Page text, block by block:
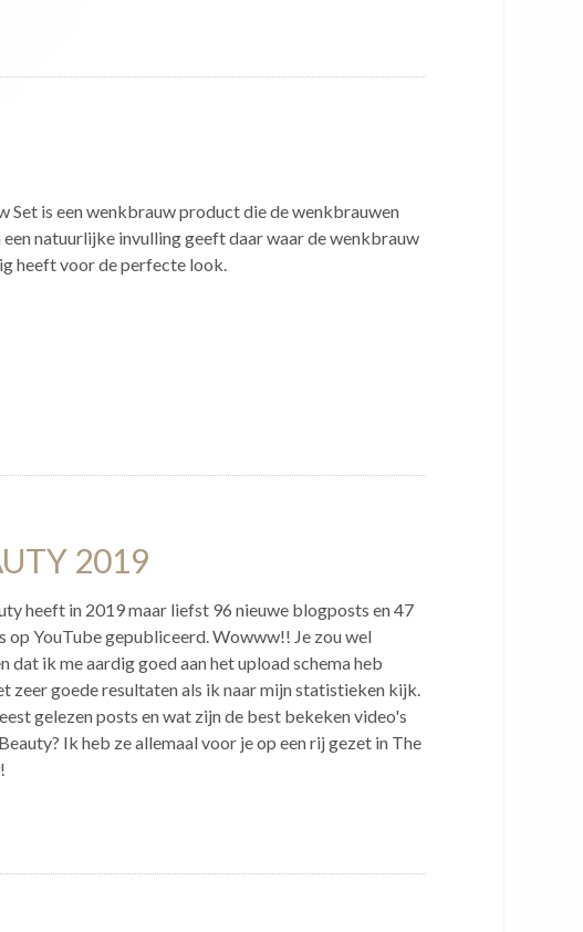
Set is een wenkbrauw product die de wenkbrauwen
natuurlijke invulling geeft daar waar de wenkbrauw
heeft voor de perfecte look.
2019
heeft in 2019 maar liefst 96 nieuwe blogposts en 47
op YouTube gepubliceerd. Wowww!! Je zou wel
dat ik me aardig goed aan het upload schema heb
zeer goede resultaten als ik naar mijn statistieken kijk.
gelezen posts en wat zijn de best bekeken video's
Ik heb ze allemaal voor je op een rij gezet in The